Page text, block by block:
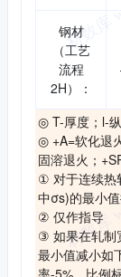
钢材
（工艺
流程
2H）：
◎ T-厚度；l-
◎ +A=软化退
固溶退火；
① 对于连续热
中σs)的最小
② 仅作指导
③ 如果在轧制
最小值减小如